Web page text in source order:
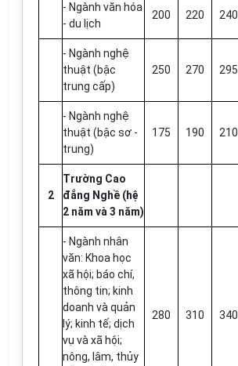
- Ngành văn hóa
- du lịch
200 220 240
- Ngành nghệ
thuật (bậc
trung cấp)
250 270 295
- Ngành nghệ
thuật (bậc sơ -
trung)
175 190 210
2
Trường Cao
đẳng Nghề (hệ
2 năm và 3 năm)
- Ngành nhân
văn: Khoa học
xã hội; báo chí,
thông tin; kinh
doanh và quản
lý; kinh tế; dịch
vụ và xã hội;
nông, lâm, thủy
280 310 340